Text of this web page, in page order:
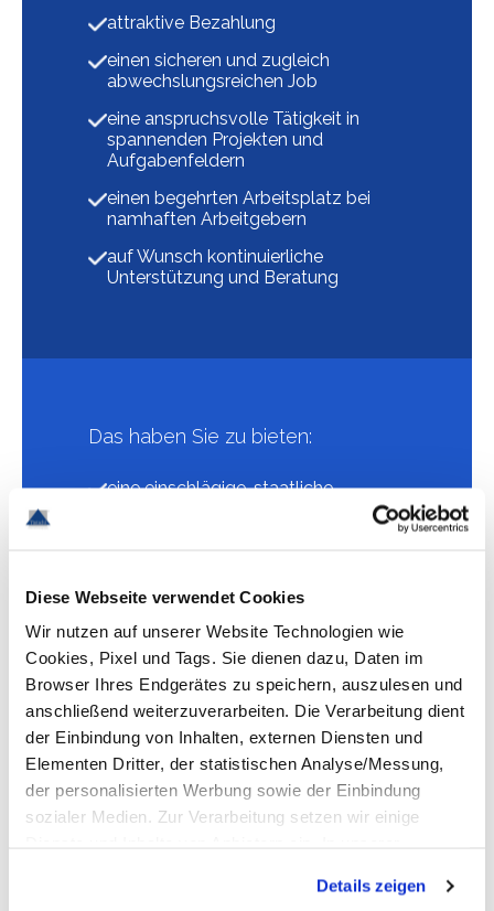
Diese Webseite verwendet Cookies
Wir nutzen auf unserer Website Technologien wie
Cookies, Pixel und Tags. Sie dienen dazu, Daten im
Browser Ihres Endgerätes zu speichern, auszulesen und
anschließend weiterzuverarbeiten. Die Verarbeitung dient
der Einbindung von Inhalten, externen Diensten und
Elementen Dritter, der statistischen Analyse/Messung,
der personalisierten Werbung sowie der Einbindung
sozialer Medien. Zur Verarbeitung setzen wir einige
Datenübermittlungen in Länder, die nicht Bestandteil des
Details zeigen
attraktive Bezahlung
einen sicheren und zugleich
abwechslungsreichen Job
eine anspruchsvolle Tätigkeit in
spannenden Projekten und
Aufgabenfeldern
einen begehrten Arbeitsplatz bei
namhaften Arbeitgebern
auf Wunsch kontinuierliche
Unterstützung und Beratung
Das haben Sie zu bieten:
eine einschlägige, staatliche
sehr gute Deutschkenntnisse
Flexibilität und
Anpassungsbereitschaft
starke Motivation und hohes
Engagement
Bereitschaft zur Weiterqualifizierung